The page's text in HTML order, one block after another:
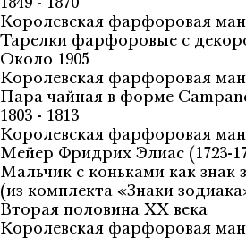
Королевская фарфоровая
Тарелки фарфоровые с
Около 1905
Королевская фарфоровая
Пара чайная в форме
1803 - 1813
Королевская фарфоровая
Мейер Фридрих Элиас (1723-
Мальчик с коньками как
(из комплекта «Знаки
Вторая половина XX века
Королевская фарфоровая